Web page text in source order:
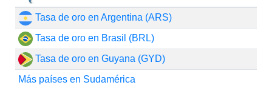
Tasa de oro en Argentina (ARS)
Tasa de oro en Brasil (BRL)
Tasa de oro en Guyana (GYD)
Más países en Sudamérica